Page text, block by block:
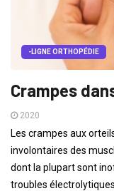
-LIGNE ORTHOPÉDIE
Crampes
2020
Les crampes aux
involontaires des
dont la plupart sont
troubles